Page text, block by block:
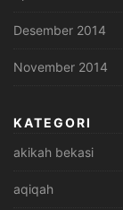
Desember 2014
November 2014
KATEGORI
akikah bekasi
aqiqah